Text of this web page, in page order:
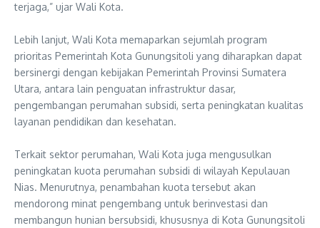
terjaga,” ujar Wali Kota.
‎Lebih lanjut, Wali Kota memaparkan sejumlah program
prioritas Pemerintah Kota Gunungsitoli yang diharapkan dapat
bersinergi dengan kebijakan Pemerintah Provinsi Sumatera
Utara, antara lain penguatan infrastruktur dasar,
pengembangan perumahan subsidi, serta peningkatan kualitas
layanan pendidikan dan kesehatan.
‎Terkait sektor perumahan, Wali Kota juga mengusulkan
peningkatan kuota perumahan subsidi di wilayah Kepulauan
Nias. Menurutnya, penambahan kuota tersebut akan
mendorong minat pengembang untuk berinvestasi dan
membangun hunian bersubsidi, khususnya di Kota Gunungsitoli